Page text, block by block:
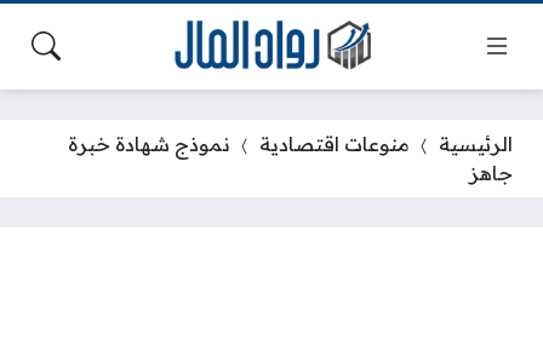
الرئيسية منوعات اقتصادية
نموذج شهادة خبرة
جاهز